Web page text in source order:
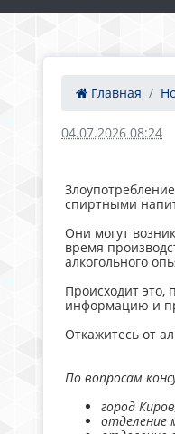
Главная
04.07.2026 08:24
спиртными
Они могут
время
алкогольного
Происходит это,
информацию и
Откажитесь от
По вопросам
город
отделение